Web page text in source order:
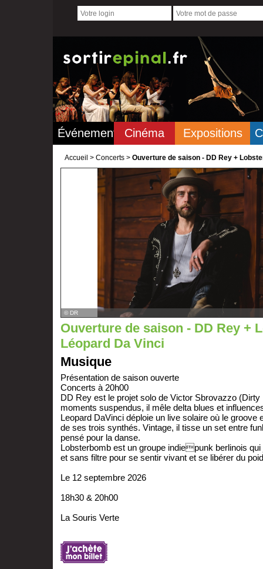
Événements Cinéma Expositions
Accueil > Concerts > Ouverture de saison - DD Rey +
© DR
Ouverture de saison - DD Rey +
Léopard Da Vinci
Musique
Présentation de saison ouverte
Concerts à 20h00
DD Rey est le projet solo de Victor Sbrovazzo (Dirty
moments suspendus, il mêle delta blues et
Leopard DaVinci déploie un live solaire où le groove
de ses trois synthés. Vintage, il tisse un set entre
pensé pour la danse.
Lobsterbomb est un groupe indiepunk berlinois
et sans filtre pour se sentir vivant et se libérer du
Le 12 septembre 2026
18h30 & 20h00
La Souris Verte